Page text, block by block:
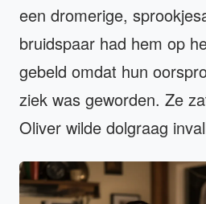
een dromerige,
bruidspaar had hem op
gebeld omdat hun
ziek was geworden. Ze
Oliver wilde dolgraag